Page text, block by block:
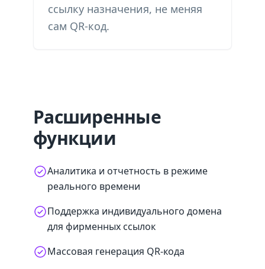
ссылку назначения, не меняя
сам QR-код.
Расширенные
функции
Аналитика и отчетность в режиме
реального времени
Поддержка индивидуального домена
для фирменных ссылок
Массовая генерация QR-кода